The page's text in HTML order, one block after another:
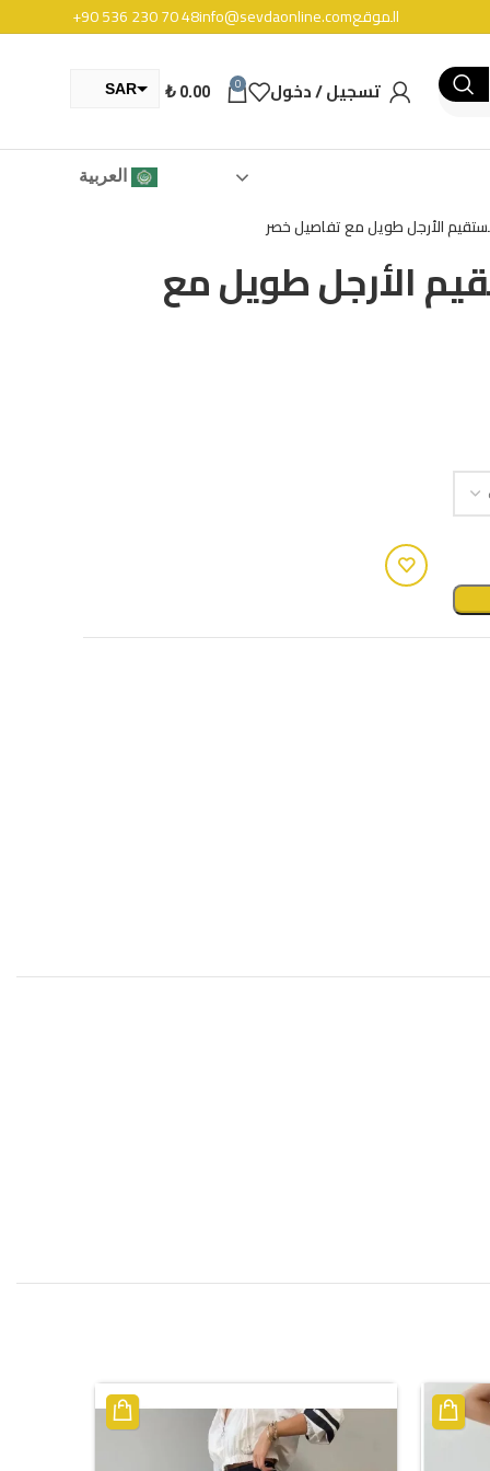
الموقعinfo@sevdaonline.com
+90 536 230 70 48
تسجيل / دخول 0
₺0.00
SAR
العربية
الأرجل طويل مع تفاصيل خصر
الأرجل طويل مع